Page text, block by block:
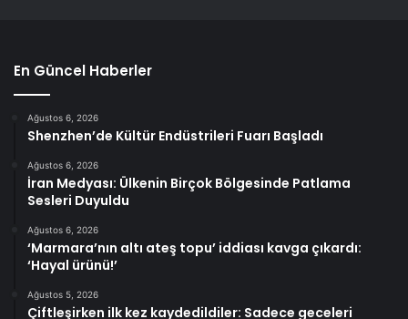
En Güncel Haberler
Ağustos 6, 2026
Shenzhen’de Kültür Endüstrileri Fuarı Başladı
Ağustos 6, 2026
İran Medyası: Ülkenin Birçok Bölgesinde Patlama
Sesleri Duyuldu
Ağustos 6, 2026
‘Marmara’nın altı ateş topu’ iddiası kavga çıkardı:
‘Hayal ürünü!’
Ağustos 5, 2026
Çiftleşirken ilk kez kaydedildiler: Sadece geceleri